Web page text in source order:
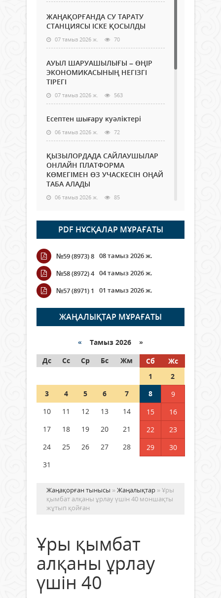
ЖАҢАҚОРҒАНДА СУ ТАРАТУ
СТАНЦИЯСЫ ІСКЕ ҚОСЫЛДЫ
07 тамыз 2026 ж. 70
АУЫЛ ШАРУАШЫЛЫҒЫ – ӨҢІР
ЭКОНОМИКАСЫНЫҢ НЕГІЗГІ
ТІРЕГІ
07 тамыз 2026 ж. 563
Есептен шығару куәліктері
06 тамыз 2026 ж. 72
ҚЫЗЫЛОРДАДА САЙЛАУШЫЛАР
ОНЛАЙН ПЛАТФОРМА
КӨМЕГІМЕН ӨЗ УЧАСКЕСІН ОҢАЙ
ТАБА АЛАДЫ
06 тамыз 2026 ж. 85
Open Air: Қызылорда облысы
полиция департаменті 20
мыңнан астам көрерменнің
қауіпсіздігін қамтамасыз етті
06 тамыз 2026 ж.
Wi-Fi ҚАБЫРҒА АРҚЫЛЫ ҚАЛАЙ
ӨТЕДІ?
06 тамыз 2026 ж. 263
граждане Казахстана,
05 тамыз 2026 ж. 144
Шетелде жүрген Қазақстан
азаматтары қалай дауыс бере
PDF НҰСҚАЛАР МҰРАҒАТЫ
№59 (8973) 8 08 тамыз 2026 ж.
№58 (8972) 4 04 тамыз 2026 ж.
№57 (8971) 1
01 тамыз 2026 ж.
ЖАҢАЛЫҚТАР МҰРАҒАТЫ
« Тамыз 2026 »
Дс
Сс Ср Бс Жм Сб
Жс
1
2
3
4 5 6 7 8
9
10
11 12 13 14 15
16
17
18 19 20 21 22
23
24
25 26 27 28 29
30
31
Жаңақорған тынысы »Жаңалықтар » Ұры
қымбат алқаны ұрлау үшін 40 моншақты
жұтып қойған
Ұры қымбат
алқаны ұрлау
үшін 40